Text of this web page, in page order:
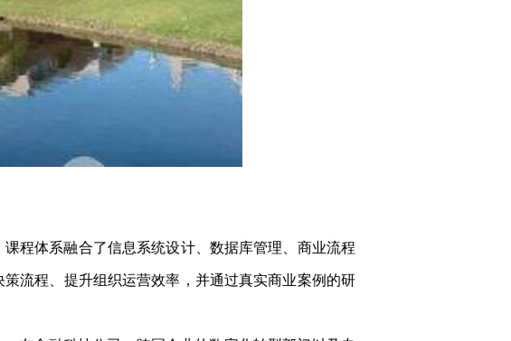
程体系融合了信息系统设计、数据库管理、商业流程
流程、提升组织运营效率，并通过真实商业案例的研